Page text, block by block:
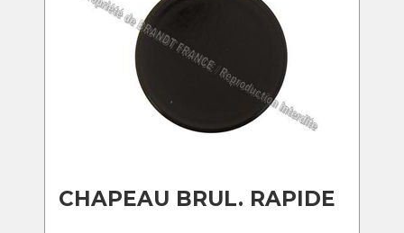
CHAPEAU BRUL. RAPIDE